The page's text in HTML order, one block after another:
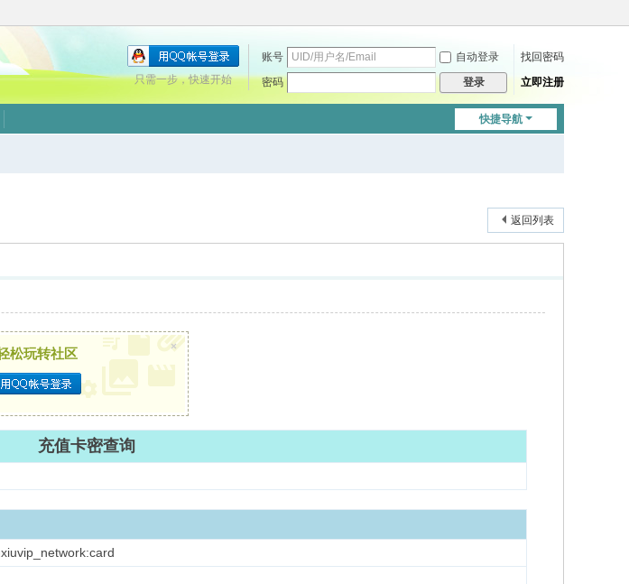
账号 自动登录
找回密码
密码
登录 立即注册
只需一步，快速开始
快捷导航
返回列表
松玩转社区 ×
充值卡密查询